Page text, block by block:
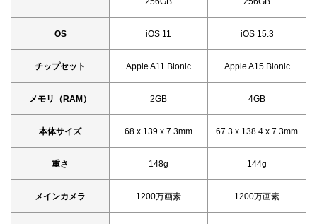
OS iOS 11 iOS 15.3
チップセット Apple A11 Bionic Apple A15 Bionic
メモリ（RAM） 2GB 4GB
本体サイズ 68 x 139 x 7.3mm 67.3 x 138.4 x 7.3mm
重さ 148g 144g
メインカメラ 1200万画素 1200万画素